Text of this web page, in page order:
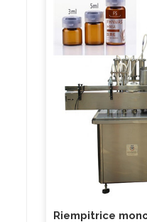
Riempitrice